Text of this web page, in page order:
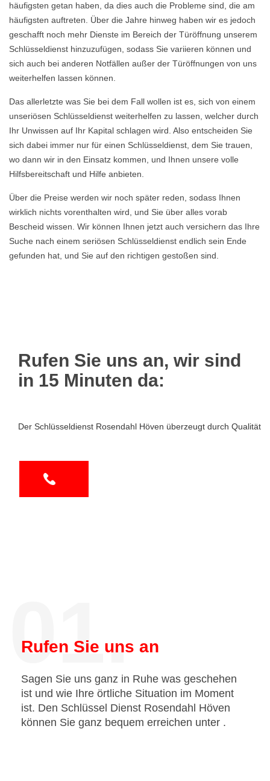
häufigsten getan haben, da dies auch die Probleme sind, die am
häufigsten auftreten. Über die Jahre hinweg haben wir es jedoch
geschafft noch mehr Dienste im Bereich der Türöffnung unserem
Schlüsseldienst hinzuzufügen, sodass Sie variieren können und
sich auch bei anderen Notfällen außer der Türöffnungen von uns
weiterhelfen lassen können.
Das allerletzte was Sie bei dem Fall wollen ist es, sich von einem
unseriösen Schlüsseldienst weiterhelfen zu lassen, welcher durch
Ihr Unwissen auf Ihr Kapital schlagen wird. Also entscheiden Sie
sich dabei immer nur für einen Schlüsseldienst, dem Sie trauen,
wo dann wir in den Einsatz kommen, und Ihnen unsere volle
Hilfsbereitschaft und Hilfe anbieten.
Über die Preise werden wir noch später reden, sodass Ihnen
wirklich nichts vorenthalten wird, und Sie über alles vorab
Bescheid wissen. Wir können Ihnen jetzt auch versichern das Ihre
Suche nach einem seriösen Schlüsseldienst endlich sein Ende
gefunden hat, und Sie auf den richtigen gestoßen sind.
Rufen Sie uns an, wir sind
in 15 Minuten da:
Der Schlüsseldienst Rosendahl Höven überzeugt durch Qualität
01.
Rufen Sie uns an
Sagen Sie uns ganz in Ruhe was geschehen
ist und wie Ihre örtliche Situation im Moment
ist. Den Schlüssel Dienst Rosendahl Höven
können Sie ganz bequem erreichen unter .